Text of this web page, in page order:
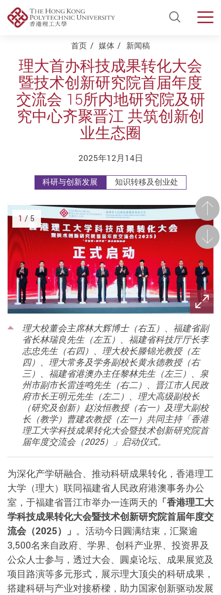
Open
Start main content首页 媒体 新闻稿
理大首办科技成果转化大会
暨技术创新研究院首届年度
交流会 15所内地研究院及研
究中心齐聚晋江 共筑创新创
业生态圈
2025年12月14日
科研与创新发展 知识转移及创业处
前
理大校董会主席林大辉博士（右五）、福建省副
省长林瑞良先生（左五）、福建省科技厅厅长李
志忠先生（右四）、理大校长滕锦光教授（左
四）、理大常务及学务副校长黄永德教授（右
三）、福建省港澳办主任黎林先生（左三）、泉
州市副市长雷连鸣先生（右二）、晋江市人民政
府市长王明元先生（左二）、理大高级副校长
（研究及创新）赵汝恒教授（右一）及理大副校
长（教学）曹建农教授（左一）共同主持「香港
理工大学科技成果转化大会暨技术创新研究院首
届年度交流会（2025）」启动仪式。
后一
1 / 5
为深化产学研融合、推动科研成果转化，香港理工
大学（理大）联同福建省人民政府港澳事务办公
室，于福建省晋江市举办一连两天的 「香港理工大
学科技成果转化大会暨技术创新研究院首届年度交
流会（2025）」 。活动今日圓满结束，汇聚逾
3,500名来自政府、学界、创科产业界、投资界及
公众人士参与，透过大会、圓桌论坛、成果展览及
项目路演等多元形式，展示理大顶尖的科研成果，
搭建科研与产业对接桥樑，助力国家创新驱动发展